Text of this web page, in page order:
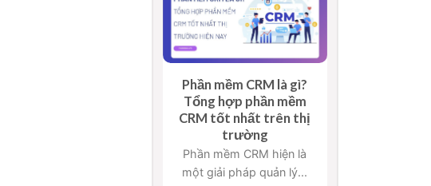
Phần mềm CRM là gì?
Tổng hợp phần mềm
CRM tốt nhất trên thị
trường
Phần mềm CRM hiện là
một giải pháp quản lý...